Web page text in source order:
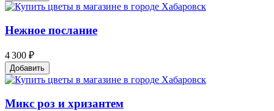
Нежное послание
4 300 ₽
Добавить
Микс роз и хризантем